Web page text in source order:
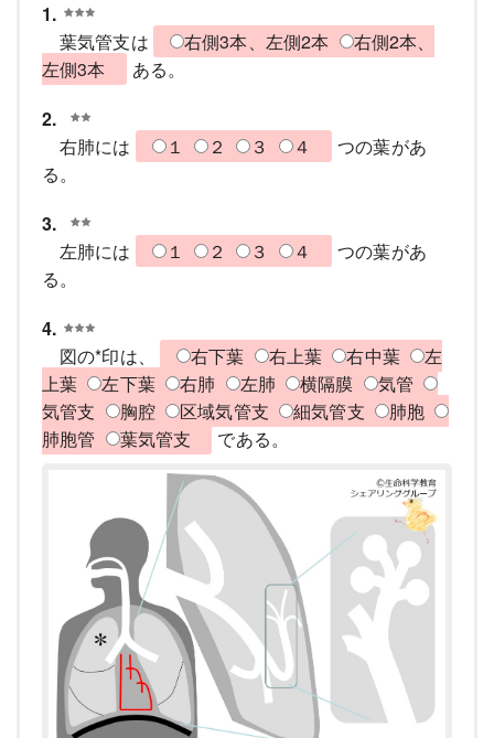
1.
葉気管支は
右側3本、左側2本
右側2本、
左側3本
ある。
2.
右肺には
１ ２ ３ ４
つの葉があ
る。
3.
左肺には
１ ２ ３ ４
つの葉があ
る。
4.
図の*印は、
右下葉 右上葉 右中葉
左
上葉
左下葉 右肺 左肺 横隔膜
気管
気管支
胸腔 区域気管支 細気管支
肺胞
肺胞管
葉気管支 である。